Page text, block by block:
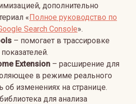
дополнительно
«Полное руководство по
Search Console».
– помогает в трассировке
Extension – расширение для
в режиме реального
об изменениях на странице.
для анализа